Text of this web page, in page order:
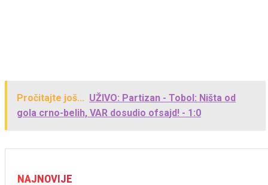
Pročitajte još... UŽIVO: Partizan - Tobol: Ništa od
gola crno-belih, VAR dosudio ofsajd! - 1:0
NAJNOVIJE